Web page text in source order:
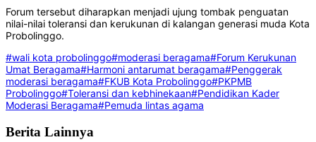
Forum tersebut diharapkan menjadi ujung tombak penguatan
nilai-nilai toleransi dan kerukunan di kalangan generasi muda Kota
Probolinggo.
#wali kota probolinggo#moderasi beragama#Forum Kerukunan
Umat Beragama#Harmoni antarumat beragama#Penggerak
moderasi beragama#FKUB Kota Probolinggo#PKPMB
Probolinggo#Toleransi dan kebhinekaan#Pendidikan Kader
Moderasi Beragama#Pemuda lintas agama
Berita Lainnya